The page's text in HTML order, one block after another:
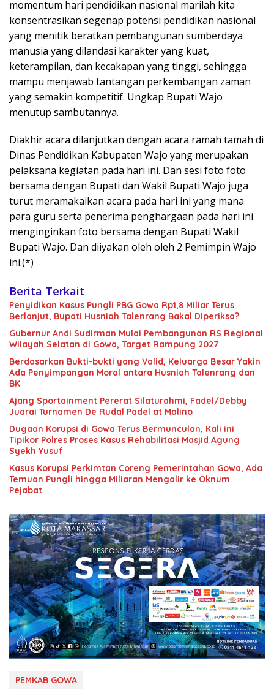
momentum hari pendidikan nasional marilah kita
konsentrasikan segenap potensi pendidikan nasional
yang menitik beratkan pembangunan sumberdaya
manusia yang dilandasi karakter yang kuat,
keterampilan, dan kecakapan yang tinggi, sehingga
mampu menjawab tantangan perkembangan zaman
yang semakin kompetitif. Ungkap Bupati Wajo
menutup sambutannya.
Diakhir acara dilanjutkan dengan acara ramah tamah di
Dinas Pendidikan Kabupaten Wajo yang merupakan
pelaksana kegiatan pada hari ini. Dan sesi foto foto
bersama dengan Bupati dan Wakil Bupati Wajo juga
turut meramakaikan acara pada hari ini yang mana
para guru serta penerima penghargaan pada hari ini
menginginkan foto bersama dengan Bupati Wakil
Bupati Wajo. Dan diiyakan oleh oleh 2 Pemimpin Wajo
ini.(*)
Berita Terkait
Penyidikan Kasus Pungli PBG Gowa Rp1,8 Miliar Terus
Berlanjut, Bupati Husniah Talenrang Bakal Diperiksa?
Gubernur Andi Sudirman Mulai Pembangunan RS Regional
Wilayah Selatan di Gowa, Target Rampung 2027
Berdasarkan Bukti-bukti yang Valid, Keluarga Besar Yakin
Ada Penyimpangan Moral antara Husniah Talenrang dan
BK
Ajang Sportainment Pererat Silaturahmi, Fadel/Debby
Juarai Turnamen De Rudal Padel at Malino
Dugaan Korupsi di Gowa Terus Bermunculan, Kali ini
Tipikor Polres Proses Kasus Rehabilitasi Masjid Agung
Syekh Yusuf
Kasus Korupsi Perkimtan Coreng Pemerintahan Gowa, Ada
Temuan Pungli hingga Miliaran Mengalir ke Oknum
Pejabat
PEMKAB GOWA